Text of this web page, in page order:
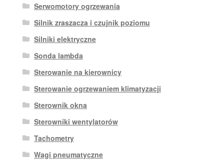
Serwomotory ogrzewania
Silnik zraszacza i czujnik poziomu
Silniki elektryczne
Sonda lambda
Sterowanie na kierownicy
Sterowanie ogrzewaniem klimatyzacji
Sterownik okna
Sterowniki wentylatorów
Tachometry
Wagi pneumatyczne